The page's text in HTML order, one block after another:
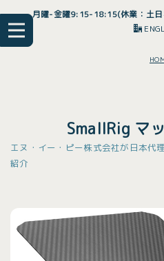
月曜-金曜9:15-18:15(休業：土
SmallRig マ
エヌ・イー・ピー株式会社が日本代
紹介